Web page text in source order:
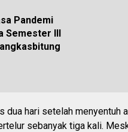
Pandemi
Semester lll
dua hari setelah menyentuh
sebanyak tiga kali.